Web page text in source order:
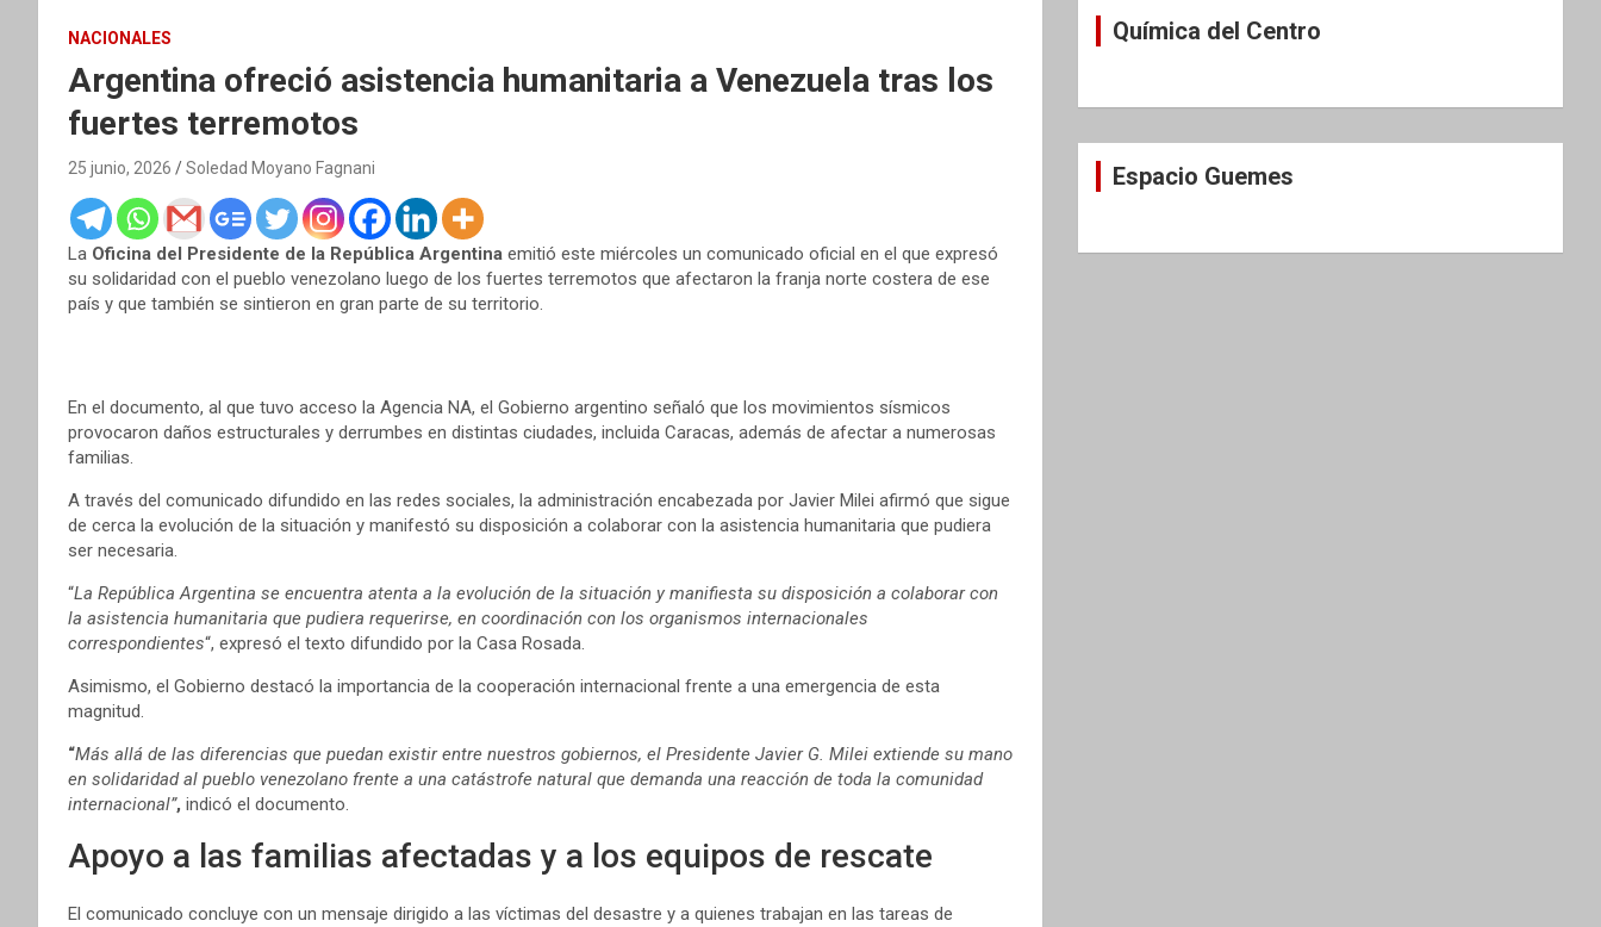
NACIONALES
Argentina ofreció asistencia humanitaria a Venezuela tras los
fuertes terremotos
25 junio, 2026 Soledad Moyano Fagnani
La Oficina del Presidente de la República Argentina emitió este miércoles un comunicado oficial en el que expresó
su solidaridad con el pueblo venezolano luego de los fuertes terremotos que afectaron la franja norte costera de ese
país y que también se sintieron en gran parte de su territorio.
En el documento, al que tuvo acceso la Agencia NA, el Gobierno argentino señaló que los movimientos sísmicos
provocaron daños estructurales y derrumbes en distintas ciudades, incluida Caracas, además de afectar a numerosas
familias.
A través del comunicado difundido en las redes sociales, la administración encabezada por Javier Milei afirmó que sigue
de cerca la evolución de la situación y manifestó su disposición a colaborar con la asistencia humanitaria que pudiera
ser necesaria.
“La República Argentina se encuentra atenta a la evolución de la situación y manifiesta su disposición a colaborar con
la asistencia humanitaria que pudiera requerirse, en coordinación con los organismos internacionales
correspondientes“, expresó el texto difundido por la Casa Rosada.
Asimismo, el Gobierno destacó la importancia de la cooperación internacional frente a una emergencia de esta
magnitud.
“Más allá de las diferencias que puedan existir entre nuestros gobiernos, el Presidente Javier G. Milei extiende su mano
en solidaridad al pueblo venezolano frente a una catástrofe natural que demanda una reacción de toda la comunidad
internacional”, indicó el documento.
Apoyo a las familias afectadas y a los equipos de rescate
El comunicado concluye con un mensaje dirigido a las víctimas del desastre y a quienes trabajan en las tareas de
Química del Centro
Espacio Guemes